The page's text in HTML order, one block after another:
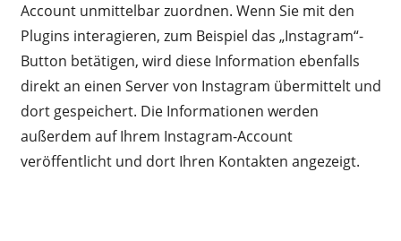
Account unmittelbar zuordnen. Wenn Sie mit den
Plugins interagieren, zum Beispiel das „Instagram“-
Button betätigen, wird diese Information ebenfalls
direkt an einen Server von Instagram übermittelt und
dort gespeichert. Die Informationen werden
außerdem auf Ihrem Instagram-Account
veröffentlicht und dort Ihren Kontakten angezeigt.